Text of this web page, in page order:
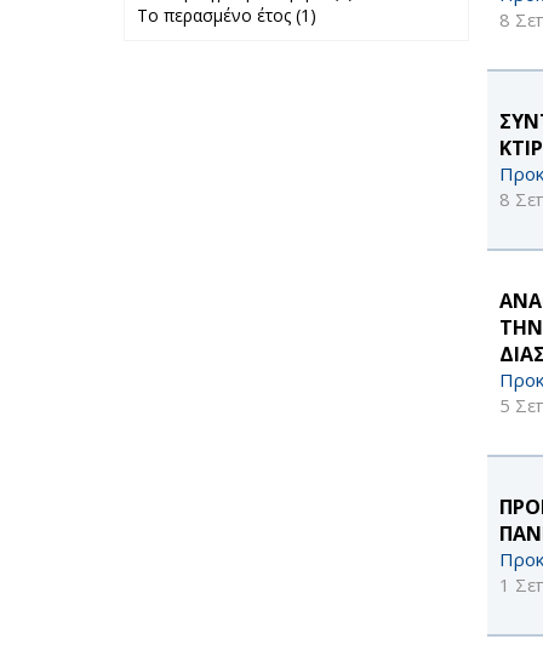
8
8
ΤΗΝ
5
1
Το περασμένο έτος (1)